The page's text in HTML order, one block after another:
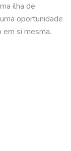
ilha de
oportunidade
si mesma.